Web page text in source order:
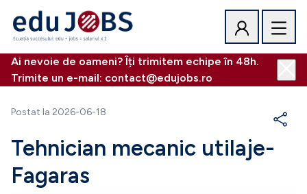
Ai nevoie de oameni? Îți trimitem echipe în 48h.
Trimite un e-mail: contact@edujobs.ro
Postat la 2026-06-18
Tehnician mecanic utilaje-
Fagaras